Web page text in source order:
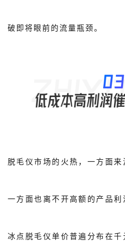
破即将眼前的流量瓶颈。
脱毛仪市场的火热，一方面
一方面也离不开高额的产品
冰点脱毛仪单价普遍分布在